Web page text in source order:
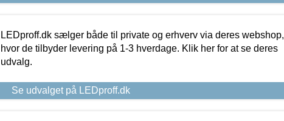
LEDproff.dk sælger både til private og erhverv via deres webshop,
hvor de tilbyder levering på 1-3 hverdage. Klik her for at se deres
udvalg.
Se udvalget på LEDproff.dk